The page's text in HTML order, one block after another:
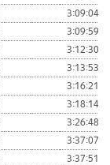
3:09:04
3:09:59
3:12:30
3:13:53
3:16:21
3:18:14
3:26:48
3:37:07
3:37:51